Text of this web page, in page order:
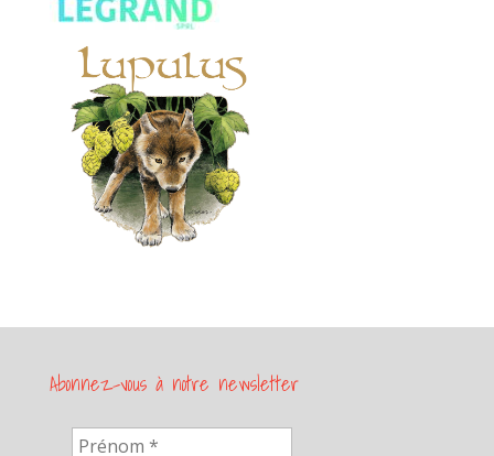
Abonnez-vous à notre newsletter